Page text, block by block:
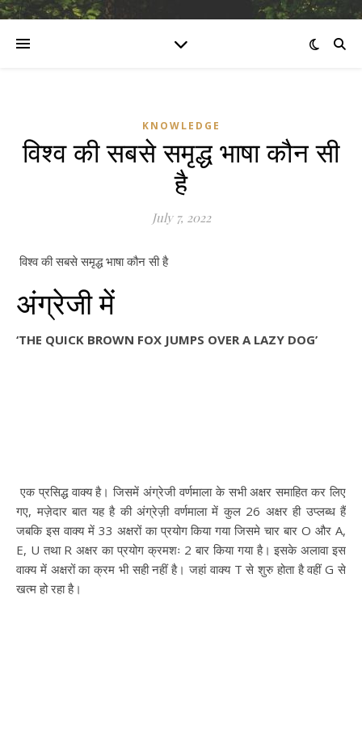
KNOWLEDGE
विश्व की सबसे समृद्ध भाषा कौन सी
है
July 7, 2022
विश्व की सबसे समृद्ध भाषा कौन सी है
अंग्रेजी में
‘THE QUICK BROWN FOX JUMPS OVER A LAZY DOG’
एक प्रसिद्ध वाक्य है। जिसमें अंग्रेजी वर्णमाला के सभी अक्षर समाहित कर लिए
गए, मज़ेदार बात यह है की अंग्रेज़ी वर्णमाला में कुल 26 अक्षर ही उप्लब्ध हैं
जबकि इस वाक्य में 33 अक्षरों का प्रयोग किया गया जिसमे चार बार O और A,
E, U तथा R अक्षर का प्रयोग क्रमशः 2 बार किया गया है। इसके अलावा इस
वाक्य में अक्षरों का क्रम भी सही नहीं है। जहां वाक्य T से शुरु होता है वहीं G से
खत्म हो रहा है।